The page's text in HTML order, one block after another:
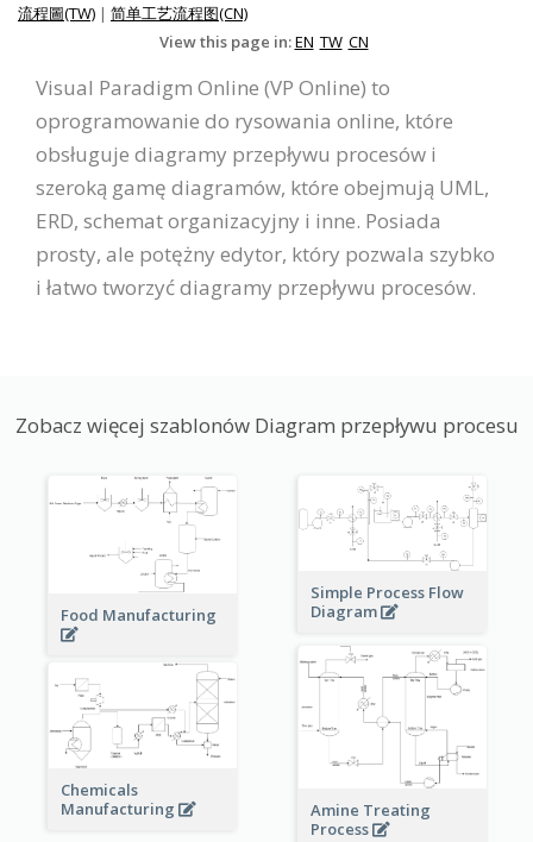
流程圖(TW) | 简单工艺流程图(CN)
View this page in:EN TW CN
Visual Paradigm Online (VP Online) to
oprogramowanie do rysowania online, które
obsługuje diagramy przepływu procesów i
szeroką gamę diagramów, które obejmują UML,
ERD, schemat organizacyjny i inne. Posiada
prosty, ale potężny edytor, który pozwala szybko
i łatwo tworzyć diagramy przepływu procesów.
Zobacz więcej szablonów Diagram przepływu procesu
Food Manufacturing
Simple Process Flow
Diagram
Amine Treating
Process
Chemicals
Manufacturing